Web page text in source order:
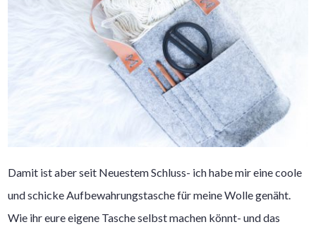
Damit ist aber seit Neuestem Schluss- ich habe mir eine coole
und schicke Aufbewahrungstasche für meine Wolle genäht.
Wie ihr eure eigene Tasche selbst machen könnt- und das